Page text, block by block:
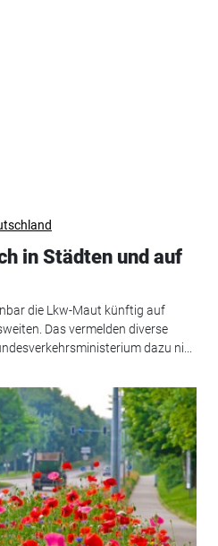
in Städten und auf
die Lkw-Maut künftig auf
Das vermelden diverse
dazu ni...